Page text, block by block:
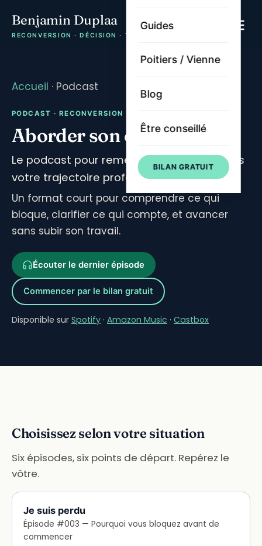
Benjamin Duplaa
RECONVERSION · DÉCISION · TRAJECTOIRE
Guides
Poitiers / Vienne
Blog
Être conseillé
BILAN GRATUIT
Accueil · Podcast
PODCAST · RECONVERSION · TRAJECTOIRE
Aborder son évolution
Le podcast pour remettre de la clarté dans
votre trajectoire professionnelle.
Un format court pour comprendre ce qui
bloque, clarifier ce qui compte, et avancer
sans subir son travail.
Écouter le dernier épisode
Commencer par le bilan gratuit
Disponible sur Spotify · Amazon Music · Castbox
Choisissez selon votre situation
Six épisodes, six points de départ. Repérez le
vôtre.
Je suis perdu
Épisode #003 — Pourquoi vous bloquez avant de
commencer